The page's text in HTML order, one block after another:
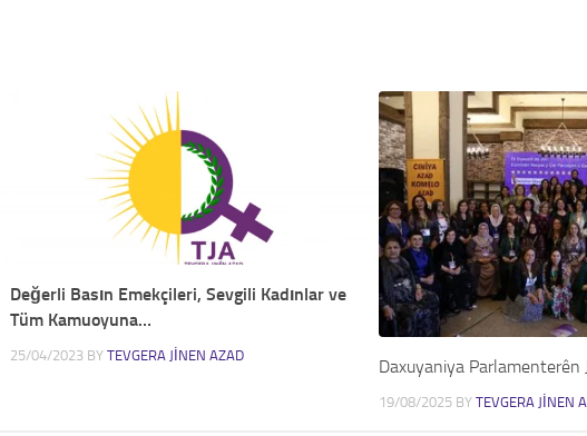
Değerli Basın Emekçileri, Sevgili Kadınlar ve
Tüm Kamuoyuna…
25/04/2023BY TEVGERA JINEN AZAD
Daxuyaniya Parlamenterên
19/08/2025 BYTEVGERA JINEN